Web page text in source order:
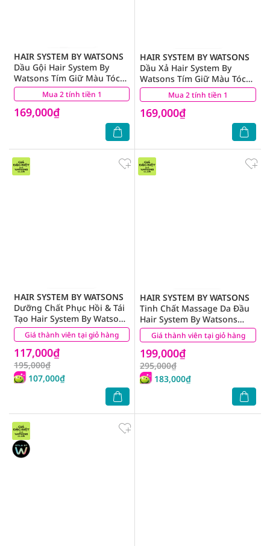
Mua 2 tính tiền 1
HAIR SYSTEM BY WATSONS
Dầu Gội Hair System By
Watsons Tím Giữ Màu Tóc
Nhuộm 250ml
169,000₫
(2) Mua 2 tính tiền 1
HAIR SYSTEM BY WATSONS
Dầu Xả Hair System By
Watsons Tím Giữ Màu Tóc
Nhuộm 250ml
169,000₫
(2)
Giá thành viên tại giỏ hàng
HAIR SYSTEM BY WATSONS
Dưỡng Chất Phục Hồi & Tái
Tạo Hair System By Watsons
200ml
117,000₫
195,000₫
107,000₫
(0) Giá thành viên tại giỏ hàng
HAIR SYSTEM BY WATSONS
Tinh Chất Massage Da Đầu
Hair System By Watsons
Scalptech Dermo Boosting
Scalp Massage Tonic 80ml
199,000₫
295,000₫
183,000₫
(0)